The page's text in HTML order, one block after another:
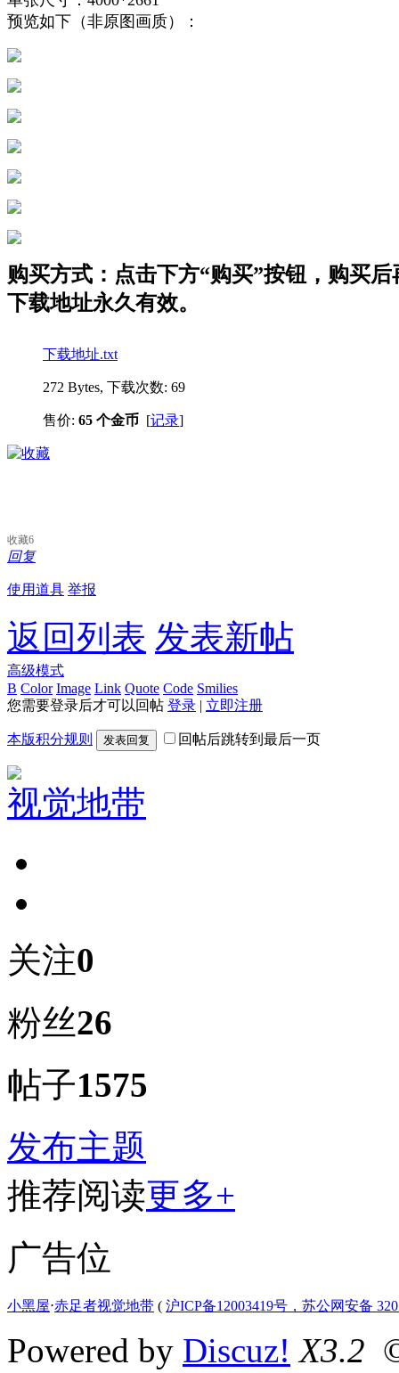
预览如下（非原图画质）：
购买方式：点击下方“购买”按钮，购买
下载地址永久有效。
下载地址.txt
272 Bytes, 下载次数: 69
售价: 65 个金币 [记录]
收藏6
回复
使用道具 举报
返回列表 发表新帖
高级模式
B Color Image Link Quote Code Smilies
您需要登录后才可以回帖 登录 | 立即注册
本版积分规则 发表回复 回帖后跳转到最后一页
视觉地带
关注0
粉丝26
帖子1575
发布主题
推荐阅读更多+
广告位
小黑屋⋅赤足者视觉地带 ( 沪ICP备12003419号，苏公网安备
Powered by Discuz! X3.2